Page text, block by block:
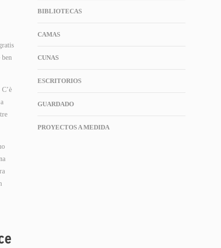
ben
BIBLIOTECAS
CAMAS
CUNAS
ESCRITORIOS
GUARDADO
PROYECTOS A MEDIDA